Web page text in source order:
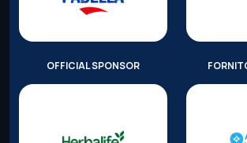
OFFICIAL SPONSOR